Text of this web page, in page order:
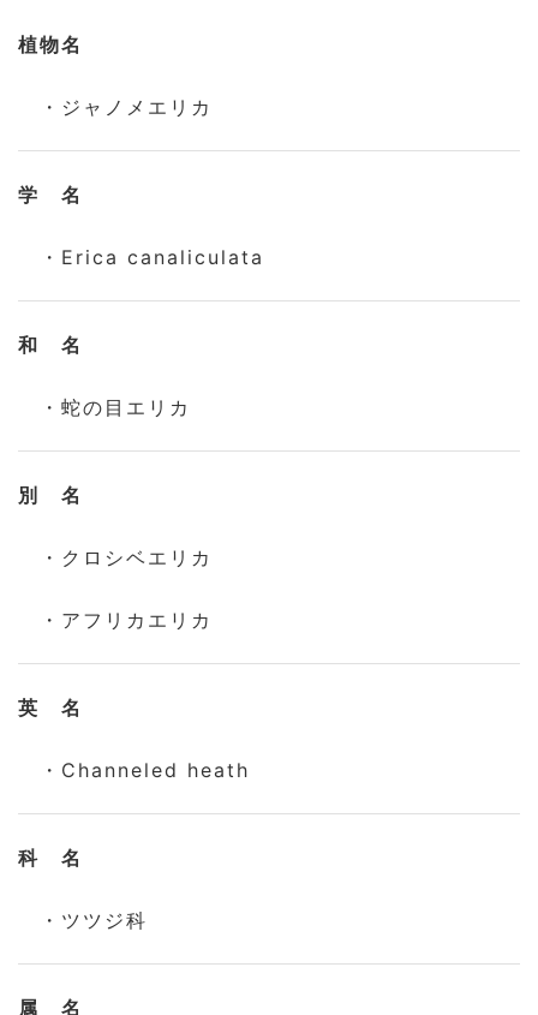
植物名
・ジャノメエリカ
学 名
・Erica canaliculata
和 名
・蛇の目エリカ
別 名
・クロシベエリカ
・アフリカエリカ
英 名
・Channeled heath
科 名
・ツツジ科
属 名